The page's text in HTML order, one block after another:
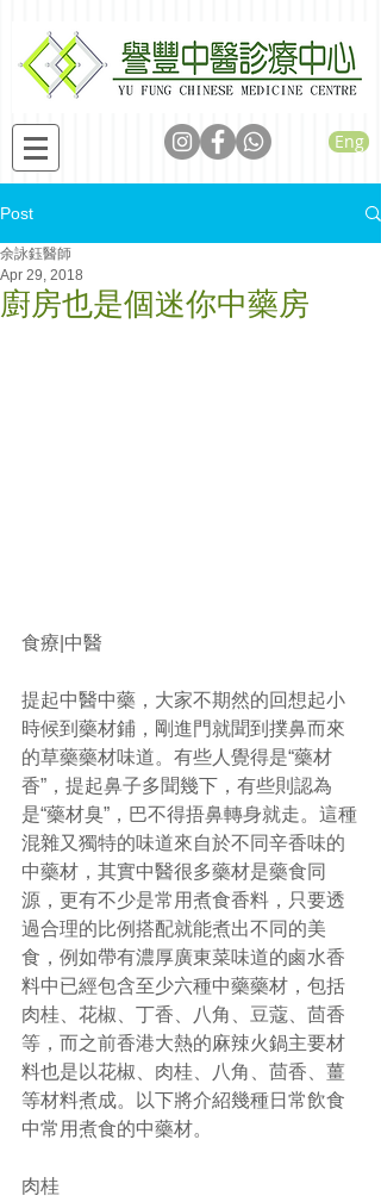
Eng
Post
廚房也是個迷你中藥房
余詠鈺醫師
Apr 29, 2018
食療|中醫
提起中醫中藥，大家不期然的回想起小
時候到藥材鋪，剛進門就聞到撲鼻而來
的草藥藥材味道。有些人覺得是“藥材
香”，提起鼻子多聞幾下，有些則認為
是“藥材臭”，巴不得捂鼻轉身就走。這種
混雜又獨特的味道來自於不同辛香味的
中藥材，其實中醫很多藥材是藥食同
源，更有不少是常用煮食香料，只要透
過合理的比例搭配就能煮出不同的美
食，例如帶有濃厚廣東菜味道的鹵水香
料中已經包含至少六種中藥藥材，包括
肉桂、花椒、丁香、八角、豆蔻、茴香
等，而之前香港大熱的麻辣火鍋主要材
料也是以花椒、肉桂、八角、茴香、薑
等材料煮成。以下將介紹幾種日常飲食
中常用煮食的中藥材。
肉桂